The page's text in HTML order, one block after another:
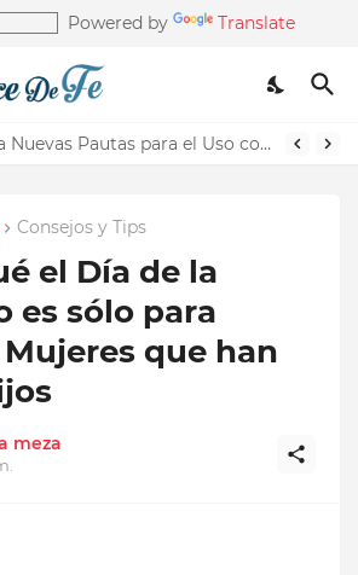
Powered by Translate
La Iglesia Publica Nuevas Pautas para el Uso correcto del Nombre de la Iglesia
Consejos y Tips
el Día de la
es sólo para
que han
meza